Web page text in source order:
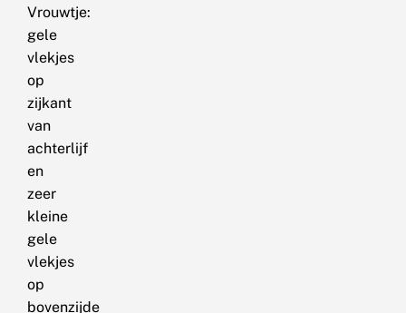
Vrouwtje:
gele
vlekjes
op
zijkant
van
achterlijf
en
zeer
kleine
gele
vlekjes
op
bovenzijde